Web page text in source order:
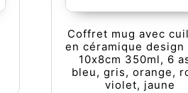
Coffret mug avec
en céramique
10x8cm 350ml, 6
bleu, gris, orange,
violet, jaune